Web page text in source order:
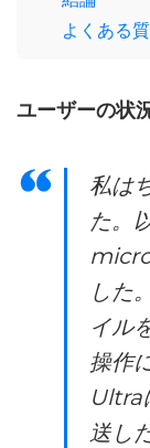
よくある
ユーザーの状
私は
た。
した
イル
操作
Ultra
送し